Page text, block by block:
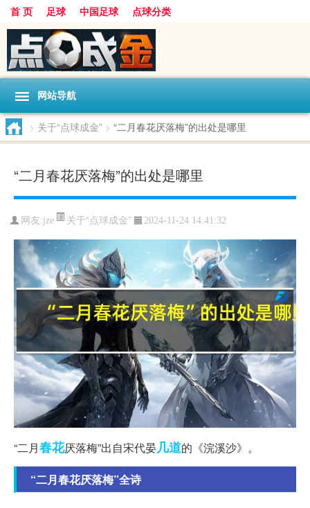
首 页 足球 中国足球 点球分类
网站导航
> 关于“点球成金” > “二月春花厌落梅”的出处是哪里
“二月春花厌落梅”的出处是哪里
网友:jze 关于“点球成金” 2024-11-24 14:41:32
“二月春花厌落梅”出自宋代晏几道的《浣溪沙》。
“二月春花厌落梅”全诗